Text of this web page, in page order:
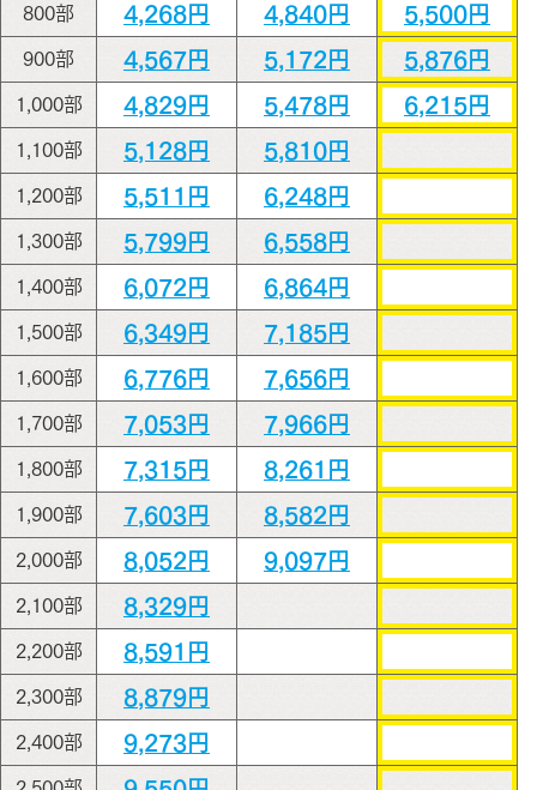
800部 4,268円 4,840円 5,500円
900部 4,567円 5,172円 5,876円
1,000部 4,829円 5,478円 6,215円
1,100部 5,128円 5,810円
1,200部 5,511円 6,248円
1,300部 5,799円 6,558円
1,400部 6,072円 6,864円
1,500部 6,349円 7,185円
1,600部 6,776円 7,656円
1,700部 7,053円 7,966円
1,800部 7,315円 8,261円
1,900部 7,603円 8,582円
2,000部 8,052円 9,097円
2,100部 8,329円
2,200部 8,591円
2,300部 8,879円
2,400部 9,273円